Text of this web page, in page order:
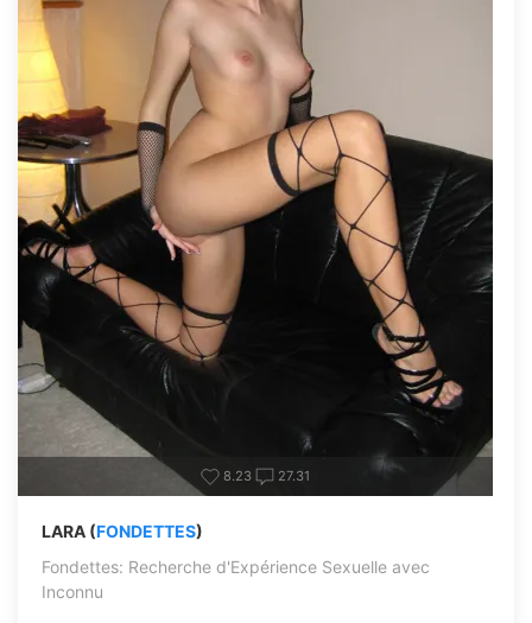
8.23 27.31
LARA (FONDETTES)
Fondettes: Recherche d'Expérience Sexuelle avec
Inconnu